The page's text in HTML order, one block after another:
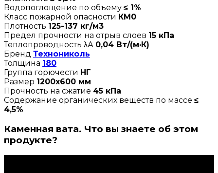
Водопоглощение по объему ≤ 1%
Класс пожарной опасности КМ0
Плотность 125-137 кг/м3
Предел прочности на отрыв слоев 15 кПа
Теплопроводность λА 0,04 Вт/(м·К)
Бренд Технониколь
Толщина 180
Группа горючести НГ
Размер 1200х600 мм
Прочность на сжатие 45 кПа
Содержание органических веществ по массе ≤
4,5%
Каменная вата. Что вы знаете об этом
продукте?